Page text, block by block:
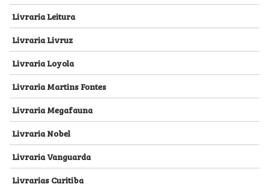
Livraria Leitura
Livraria Livruz
Livraria Loyola
Livraria Martins Fontes
Livraria Megafauna
Livraria Nobel
Livraria Vanguarda
Livrarias Curitiba